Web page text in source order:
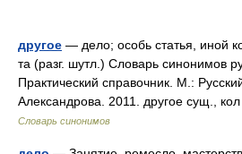
другое — дело; особь статья, иной
та (разг. шутл.) Словарь синонимов
Практический справочник. М.:
Александрова. 2011. другое сущ.,
Словарь синонимов